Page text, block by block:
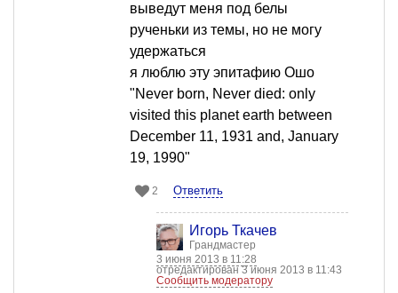
выведут меня под белы
рученьки из темы, но не могу
удержаться
я люблю эту эпитафию Ошо
"Never born, Never died: only
visited this planet earth between
December 11, 1931 and, January
19, 1990"
2 Ответить
Игорь Ткачев
Грандмастер
3 июня 2013 в 11:28
отредактирован 3 июня 2013 в 11:43
Сообщить модератору